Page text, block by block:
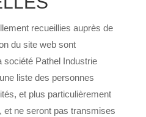
recueillies auprès de
du site web sont
société Pathel Industrie
liste des personnes
et plus particulièrement
et ne seront pas transmises